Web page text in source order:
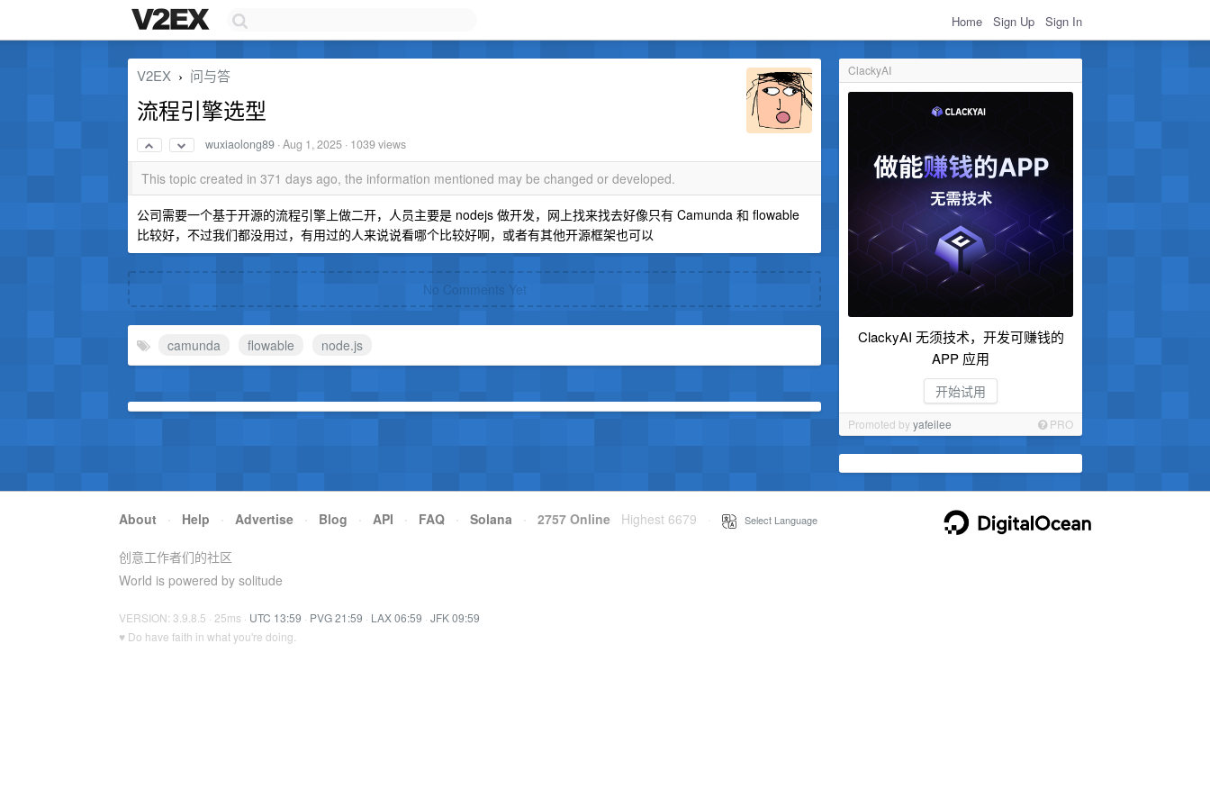
Home Sign Up Sign In
ClackyAI
ClackyAI 无须技术，开发可赚钱的
APP 应用
开始试用
Promoted byyafeilee PRO
V2EX › 问与答
流程引擎选型
wuxiaolong89 ·Aug 1, 2025 · 1039 views
This topic created in 371 days ago, the information mentioned may be changed or developed.
公司需要一个基于开源的流程引擎上做二开，人员主要是 nodejs 做开发，网上找来找去好像只有 Camunda 和 flowable
比较好，不过我们都没用过，有用过的人来说说看哪个比较好啊，或者有其他开源框架也可以
No Comments Yet
camunda flowable node.js
About · Help · Advertise · Blog · API · FAQ · Solana · 2757 Online Highest 6679 Select Language
创意工作者们的社区
World is powered by solitude
VERSION: 3.9.8.5 · 25ms · UTC 13:59 · PVG 21:59 · LAX 06:59 · JFK 09:59
♥ Do have faith in what you're doing.